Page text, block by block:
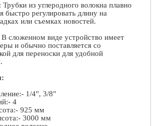
из углеродного волокна плавно
быстро регулировать длину на
или съемках новостей.
сложенном виде устройство имеет
и обычно поставляется со
для переноски для удобной
1/4", 3/8"
4
925 мм
3000 мм